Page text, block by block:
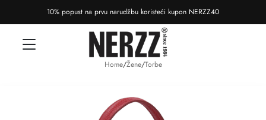
10% popust na prvu narudžbu koristeći kupon NERZZ40
Home/Žene/Torbe